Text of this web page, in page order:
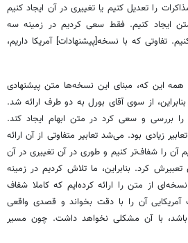
را تعدیل کنیم یا تغییری در آن ایجاد کنیم
ایجاد کنیم. فقط سعی کردیم در زمینه سه
تفاوتی که با نسخه[پیشنهادات] آمریکا داریم،
از همه این که، مبنای این نسخه‌ها متن پیشنهادی
از سوی آقای بورل به دو طرف ارائه شد.
روز این متن را بررسی و سعی کرد در متن ابهام ایجاد کند.
زیادی بود. می‌شد تعابیر متفاوتی از آن ارائه
آن را شفاف‌تر کنیم و طوری در آن تغییری در آن
کرد. بنابراین، ما تلاش کردیم در زمینه
از متن را ارائه کرده‌ایم که کاملا شفاف
آن را با دقت بخواند و قصدی واقعی
باشد، با آن مشکلی نخواهد داشت. چون مسیر